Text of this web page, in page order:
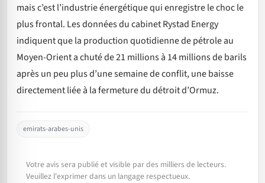
mais c’est l’industrie énergétique qui enregistre le choc le
plus frontal. Les données du cabinet Rystad Energy
indiquent que la production quotidienne de pétrole au
Moyen-Orient a chuté de 21 millions à 14 millions de barils
après un peu plus d’une semaine de conflit, une baisse
directement liée à la fermeture du détroit d’Ormuz.
emirats-arabes-unis
Votre avis sera publié et visible par des milliers de lecteurs.
Veuillez l'exprimer dans un langage respectueux.